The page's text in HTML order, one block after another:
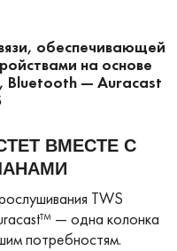
обеспечивающей
на основе
Bluetooth — Auracast
ВМЕСТЕ С
TWS
— одна колонка
потребностям.